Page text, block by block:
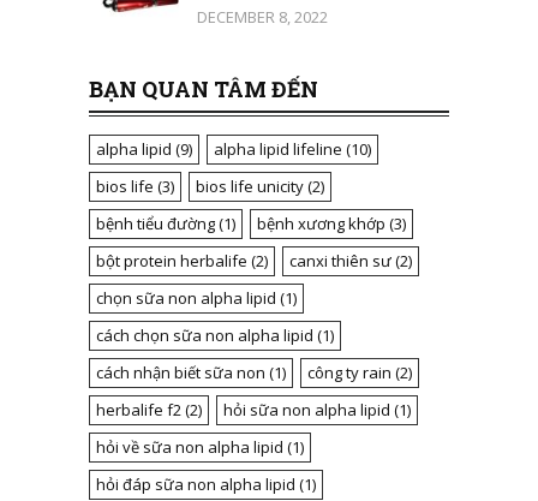
DECEMBER 8, 2022
BẠN QUAN TÂM ĐẾN
alpha lipid (9) alpha lipid lifeline (10)
bios life (3) bios life unicity(2)
bệnh tiểu đường(1) bệnh xương khớp (3)
bột protein herbalife (2) canxi thiên sư(2)
chọn sữa non alpha lipid (1)
cách chọn sữa non alpha lipid (1)
cách nhận biết sữa non (1) công ty rain (2)
herbalife f2(2) hỏi sữa non alpha lipid (1)
hỏi về sữa non alpha lipid (1)
hỏi đáp sữa non alpha lipid (1)